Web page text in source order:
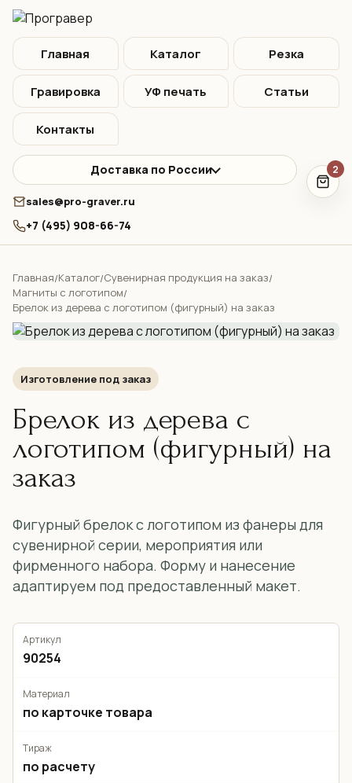
Главная Каталог Резка
Гравировка УФ печать Статьи
Контакты
Доставка по России
sales@pro-graver.ru
+7 (495) 908-66-74
2
Главная/Каталог/Сувенирная продукция на заказ/
Магниты с логотипом/
Брелок из дерева с логотипом (фигурный) на заказ
Изготовление под заказ
Брелок из дерева с
логотипом (фигурный) на
заказ
Фигурный брелок с логотипом из фанеры для
сувенирной серии, мероприятия или
фирменного набора. Форму и нанесение
адаптируем под предоставленный макет.
Артикул
90254
Материал
по карточке товара
Тираж
по расчету